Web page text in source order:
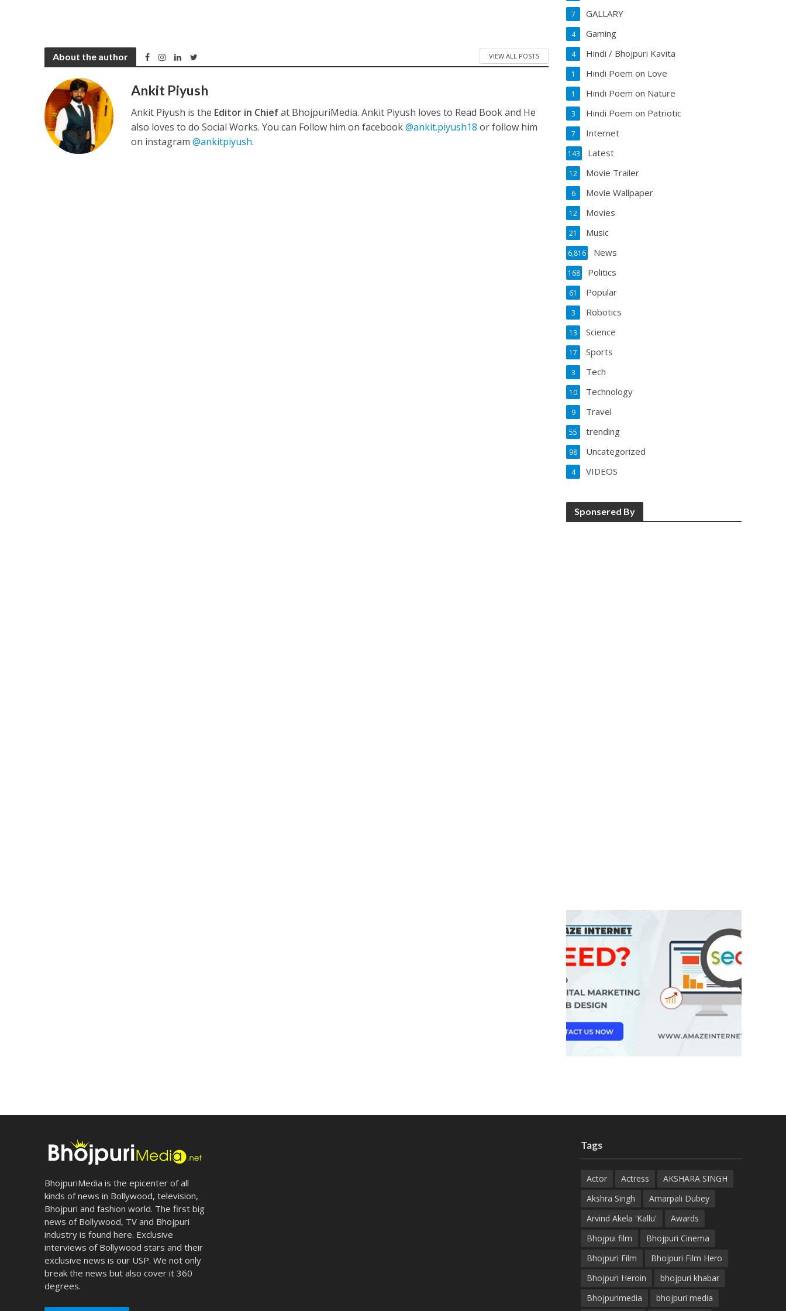
About the author VIEW ALL POSTS
Ankit Piyush
Ankit Piyush is the Editor in Chiefat BhojpuriMedia. Ankit Piyush loves to Read Book and He
also loves to do Social Works. You can Follow him on facebook@ankit.piyush18 or follow him
on instagram@ankitpiyush.
GALLARY
7
Gaming
4
Hindi / Bhojpuri Kavita
4
Hindi Poem on Love
1
Hindi Poem on Nature
1
Hindi Poem on Patriotic
3
Internet
7
Latest
143
Movie Trailer
12
Movie Wallpaper
6
Movies
12
Music
21
News
6,816
Politics
168
Popular
61
Robotics
3
Science
13
Sports
17
Tech
3
Technology
10
Travel
9
trending
55
Uncategorized
98
VIDEOS
4
Sponsered By
BhojpuriMedia is the epicenter of all
kinds of news in Bollywood, television,
Bhojpuri and fashion world. The first big
news of Bollywood, TV and Bhojpuri
industry is found here. Exclusive
interviews of Bollywood stars and their
exclusive news is our USP. We not only
break the news but also cover it 360
degrees.
Tags
Actor Actress
AKSHARA SINGH
Akshra Singh
Amarpali Dubey
Arvind Akela 'Kallu'
Awards
Bhojpui film
Bhojpuri Cinema
Bhojpuri Film
Bhojpuri Film Hero
Bhojpuri Heroin
bhojpuri khabar
Bhojpurimedia
bhojpuri media